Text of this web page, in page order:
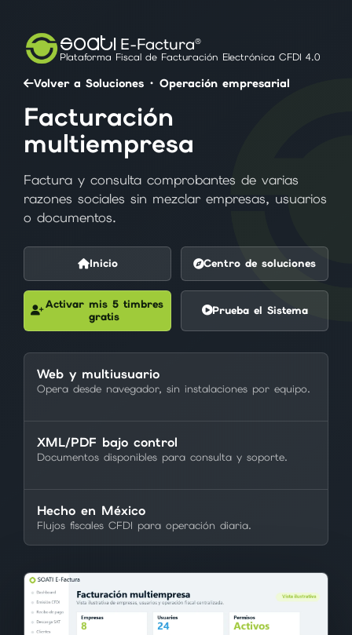
SOATI E-Factura®
Plataforma Fiscal de Facturación Electrónica CFDI 4.0
Volver a Soluciones · Operación empresarial
Facturación
multiempresa
Factura y consulta comprobantes de varias
razones sociales sin mezclar empresas, usuarios
o documentos.
Inicio Centro de soluciones
Activar mis 5 timbres
gratis
Prueba el Sistema
Web y multiusuario
Opera desde navegador, sin instalaciones por equipo.
XML/PDF bajo control
Documentos disponibles para consulta y soporte.
Hecho en México
Flujos fiscales CFDI para operación diaria.